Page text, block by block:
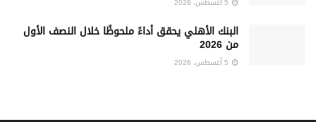
البنك الأهلي يحقق أداءً ملحوظًا خلال النصف الأول
من 2026